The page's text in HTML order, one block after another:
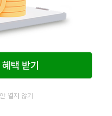
열지 않기